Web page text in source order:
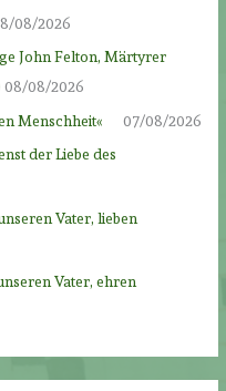
08/2026
John Felton, Märtyrer
08/08/2026
Menschheit«
07/08/2026
der Liebe des
Vater, lieben
Vater, ehren